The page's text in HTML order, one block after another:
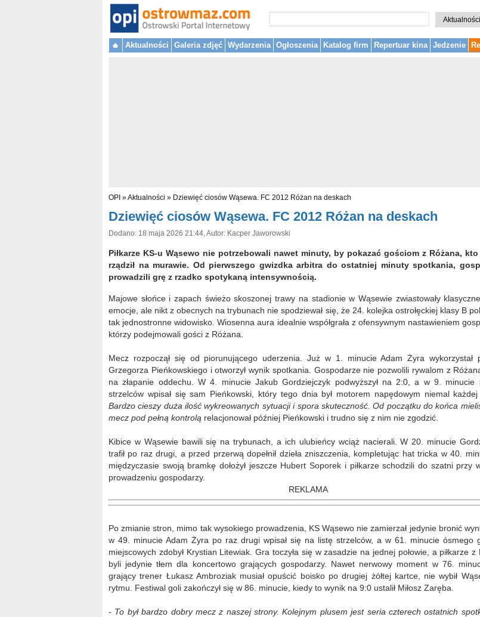
Aktualności Galeria zdjęć Wydarzenia Ogłoszenia Katalog firm Repertuar kina Jedzenie
OPI »Aktualności » Dziewięć ciosów Wąsewa. FC 2012 Różan na deskach
Dziewięć ciosów Wąsewa. FC 2012 Różan na deskach
Dodano: 18 maja 2026 21:44, Autor: Kacper Jaworowski
Piłkarze KS-u Wąsewo nie potrzebowali nawet minuty, by pokazać gościom z Różana,
rządził na murawie. Od pierwszego gwizdka arbitra do ostatniej minuty spotkania,
prowadzili grę z rzadko spotykaną intensywnością.
Majowe słońce i zapach świeżo skoszonej trawy na stadionie w Wąsewie zwiastowały
emocje, ale nikt z obecnych na trybunach nie spodziewał się, że 24. kolejka ostrołęckiej klasy B
tak jednostronne widowisko. Wiosenna aura idealnie współgrała z ofensywnym nastawieniem
którzy podejmowali gości z Różana.
Mecz rozpoczął się od piorunującego uderzenia. Już w 1. minucie Adam Żyra wykorzystał
Grzegorza Pieńkowskiego i otworzył wynik spotkania. Gospodarze nie pozwolili rywalom z
na złapanie oddechu. W 4. minucie Jakub Gordziejczyk podwyższył na 2:0, a w 9. minucie
strzelców wpisał się sam Pieńkowski, który tego dnia był motorem napędowym niemal każdej
Bardzo cieszy duża ilość wykreowanych sytuacji i spora skuteczność. Od początku do końca
mecz pod pełną kontrolą relacjonował później Pieńkowski i trudno się z nim nie zgodzić.
Kibice w Wąsewie bawili się na trybunach, a ich ulubieńcy wciąż nacierali. W 20. minucie
trafił po raz drugi, a przed przerwą dopełnił dzieła zniszczenia, kompletując hat tricka w 40.
międzyczasie swoją bramkę dołożył jeszcze Hubert Soporek i piłkarze schodzili do szatni przy
prowadzeniu gospodarzy.
REKLAMA
Po zmianie stron, mimo tak wysokiego prowadzenia, KS Wąsewo nie zamierzał jedynie bronić
w 49. minucie Adam Żyra po raz drugi wpisał się na listę strzelców, a w 61. minucie ósmego
miejscowych zdobył Krystian Litewiak. Gra toczyła się w zasadzie na jednej połowie, a piłkarze z
byli jedynie tłem dla koncertowo grających gospodarzy. Nawet nerwowy moment w 76.
grający trener Łukasz Ambroziak musiał opuścić boisko po drugiej żółtej kartce, nie wybił
rytmu. Festiwal goli zakończył się w 86. minucie, kiedy to wynik na 9:0 ustalił Miłosz Zaręba.
- To był bardzo dobry mecz z naszej strony. Kolejnym plusem jest seria czterech ostatnich